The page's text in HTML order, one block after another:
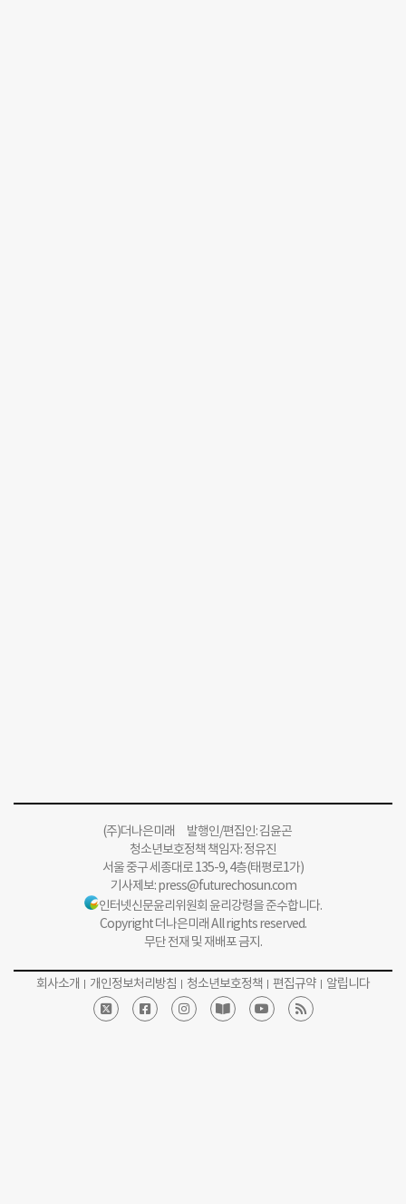
(주)더나은미래 발행인/편집인: 김윤곤
청소년보호정책 책임자: 정유진
서울 중구 세종대로 135-9, 4층(태평로1가)
기사제보:press@futurechosun.com
인터넷신문윤리위원회 윤리강령을 준수합니다.
Copyright 더나은미래 All rights reserved.
무단 전재 및 재배포 금지.
회사소개 개인정보처리방침 청소년보호정책 편집규약 알립니다